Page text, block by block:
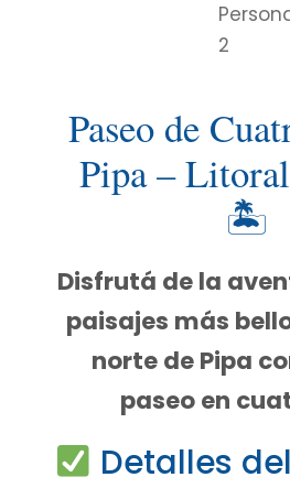
2
Paseo de
Pipa –
🏝
Disfrutá de la
paisajes más
norte de Pipa
paseo en
Detalles